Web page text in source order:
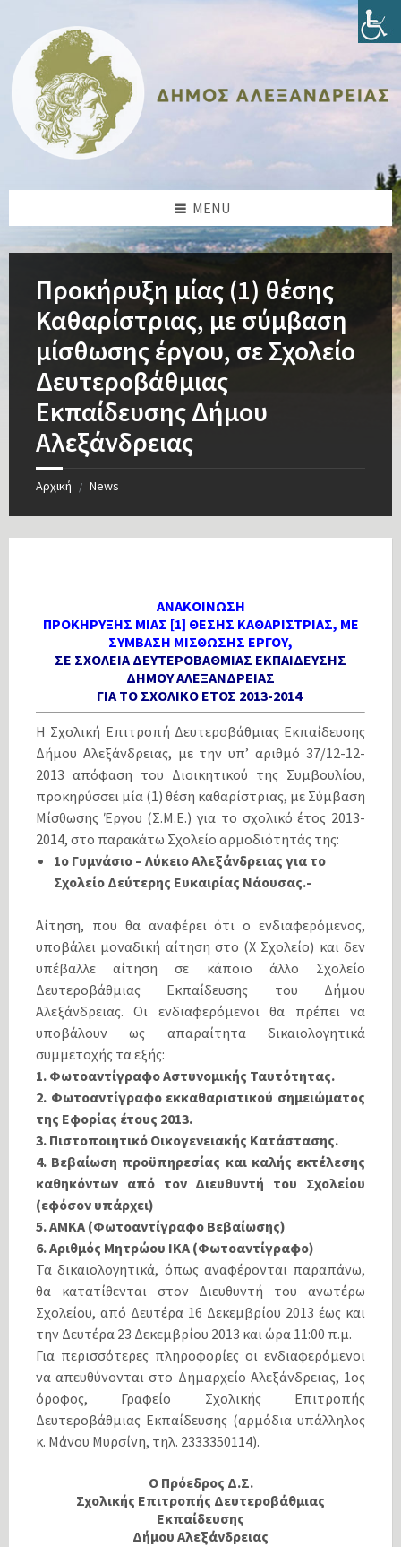
content
sidebar
sidebar
footer
MENU
Προκήρυξη μίας (1) θέσης
Καθαρίστριας, με σύμβαση
μίσθωσης έργου, σε Σχολείο
Δευτεροβάθμιας
Εκπαίδευσης Δήμου
Αλεξάνδρειας
Αρχική / News
ΑΝΑΚΟΙΝΩΣΗ
ΠΡΟΚΗΡΥΞΗΣ ΜΙΑΣ [1] ΘΕΣΗΣ ΚΑΘΑΡΙΣΤΡΙΑΣ, ΜΕ
ΣΥΜΒΑΣΗ ΜΙΣΘΩΣΗΣ ΕΡΓΟΥ,
ΣΕ ΣΧΟΛΕΙΑ ΔΕΥΤΕΡΟΒΑΘΜΙΑΣ ΕΚΠΑΙΔΕΥΣΗΣ
ΔΗΜΟΥ ΑΛΕΞΑΝΔΡΕΙΑΣ
ΓΙΑ ΤΟ ΣΧΟΛΙΚΟ ΕΤΟΣ 2013-2014
Η Σχολική Επιτροπή Δευτεροβάθμιας Εκπαίδευσης
Δήμου Αλεξάνδρειας, με την υπ’ αριθμό 37/12-12-
2013 απόφαση του Διοικητικού της Συμβουλίου,
προκηρύσσει μία (1) θέση καθαρίστριας, με Σύμβαση
Μίσθωσης Έργου (Σ.Μ.Ε.) για το σχολικό έτος 2013-
2014, στο παρακάτω Σχολείο αρμοδιότητάς της:
1ο Γυμνάσιο – Λύκειο Αλεξάνδρειας για το
Σχολείο Δεύτερης Ευκαιρίας Νάουσας.-
Αίτηση, που θα αναφέρει ότι ο ενδιαφερόμενος,
υποβάλει μοναδική αίτηση στο (Χ Σχολείο) και δεν
υπέβαλλε αίτηση σε κάποιο άλλο Σχολείο
Δευτεροβάθμιας Εκπαίδευσης του Δήμου
Αλεξάνδρειας. Οι ενδιαφερόμενοι θα πρέπει να
υποβάλουν ως απαραίτητα δικαιολογητικά
συμμετοχής τα εξής:
1. Φωτοαντίγραφο Αστυνομικής Ταυτότητας.
2. Φωτοαντίγραφο εκκαθαριστικού σημειώματος
της Εφορίας έτους 2013.
3. Πιστοποιητικό Οικογενειακής Κατάστασης.
4. Βεβαίωση προϋπηρεσίας και καλής εκτέλεσης
καθηκόντων από τον Διευθυντή του Σχολείου
(εφόσον υπάρχει)
5. ΑΜΚΑ (Φωτοαντίγραφο Βεβαίωσης)
6. Αριθμός Μητρώου ΙΚΑ (Φωτοαντίγραφο)
Τα δικαιολογητικά, όπως αναφέρονται παραπάνω,
θα κατατίθενται στον Διευθυντή του ανωτέρω
Σχολείου, από Δευτέρα 16 Δεκεμβρίου 2013 έως και
την Δευτέρα 23 Δεκεμβρίου 2013 και ώρα 11:00 π.μ.
Για περισσότερες πληροφορίες οι ενδιαφερόμενοι
να απευθύνονται στο Δημαρχείο Αλεξάνδρειας, 1ος
όροφος, Γραφείο Σχολικής Επιτροπής
Δευτεροβάθμιας Εκπαίδευσης (αρμόδια υπάλληλος
κ. Μάνου Μυρσίνη, τηλ. 2333350114).
Ο Πρόεδρος Δ.Σ.
Σχολικής Επιτροπής Δευτεροβάθμιας
Εκπαίδευσης
Δήμου Αλεξάνδρειας